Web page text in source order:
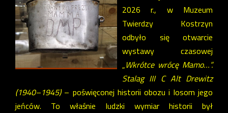
2026 r., w Muzeum
Twierdzy Kostrzyn
odbyło się otwarcie
wystawy czasowej
„Wkrótce wrócę Mamo…”.
Stalag III C Alt Drewitz
(1940–1945)– poświęconej historii obozu i losom jego
jeńców. To właśnie ludzki wymiar historii był